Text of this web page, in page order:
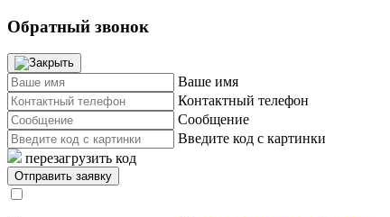
Обратный звонок
Ваше имя
Контактный телефон
Сообщение
Введите код с картинки
перезагрузить код